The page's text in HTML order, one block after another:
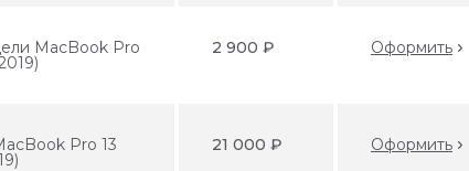
MacBook Pro 2 900 ₽ Оформить
Pro 13 21 000 ₽ Оформить